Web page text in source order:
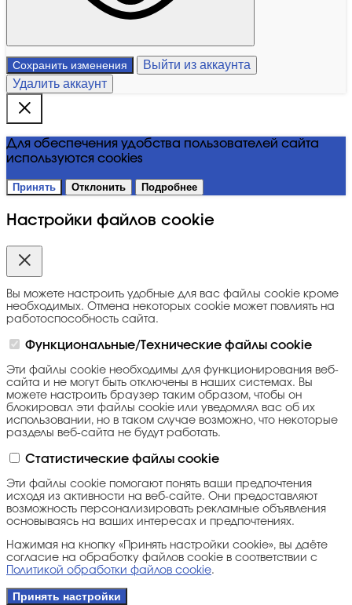
Сохранить изменения
Выйти из аккаунта
Удалить аккаунт
Для обеспечения удобства пользователей сайта
используются cookies
Принять Отклонить Подробнее
Настройки файлов cookie
Вы можете настроить удобные для вас файлы cookie кроме
необходимых. Отмена некоторых cookie может повлиять на
работоспособность сайта.
Функциональные/Технические файлы cookie
Эти файлы cookie необходимы для функционирования веб-
сайта и не могут быть отключены в наших системах. Вы
можете настроить браузер таким образом, чтобы он
блокировал эти файлы cookie или уведомлял вас об их
использовании, но в таком случае возможно, что некоторые
разделы веб-сайта не будут работать.
Статистические файлы cookie
Эти файлы cookie помогают понять ваши предпочтения
исходя из активности на веб-сайте. Они предоставляют
возможность персонализировать рекламные объявления
основываясь на ваших интересах и предпочтениях.
Нажимая на кнопку «Принять настройки cookie», вы даёте
согласие на обработку файлов cookie в соответствии с
Политикой обработки файлов cookie.
Принять настройки